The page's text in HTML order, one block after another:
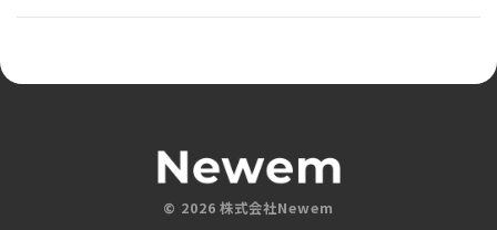
© 2026 株式会社Newem